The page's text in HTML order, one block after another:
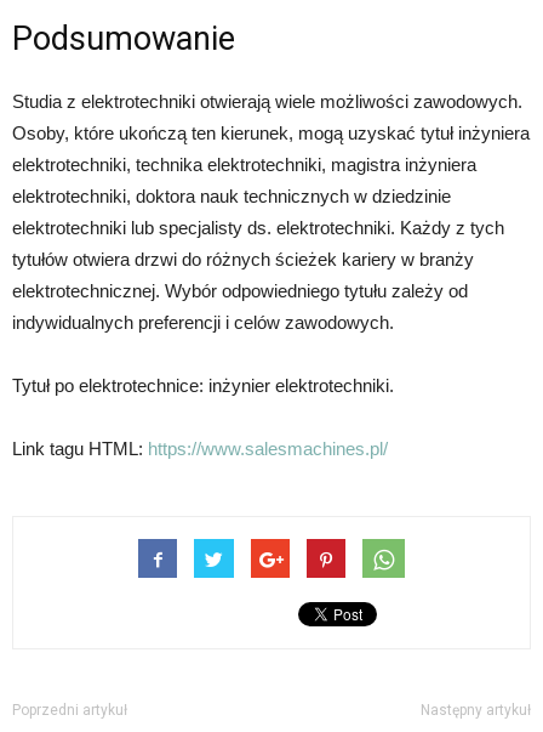
Podsumowanie
Studia z elektrotechniki otwierają wiele możliwości zawodowych.
Osoby, które ukończą ten kierunek, mogą uzyskać tytuł inżyniera
elektrotechniki, technika elektrotechniki, magistra inżyniera
elektrotechniki, doktora nauk technicznych w dziedzinie
elektrotechniki lub specjalisty ds. elektrotechniki. Każdy z tych
tytułów otwiera drzwi do różnych ścieżek kariery w branży
elektrotechnicznej. Wybór odpowiedniego tytułu zależy od
indywidualnych preferencji i celów zawodowych.
Tytuł po elektrotechnice: inżynier elektrotechniki.
Link tagu HTML: https://www.salesmachines.pl/
Poprzedni artykuł Następny artykuł